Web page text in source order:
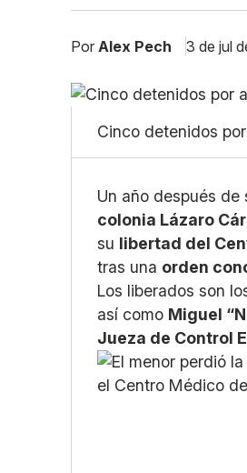
Por Alex Pech 3 de jul
Cinco detenidos
Un año después de
colonia Lázaro
su libertad del
tras una orden
Los liberados son
así como Miguel
Jueza de Control